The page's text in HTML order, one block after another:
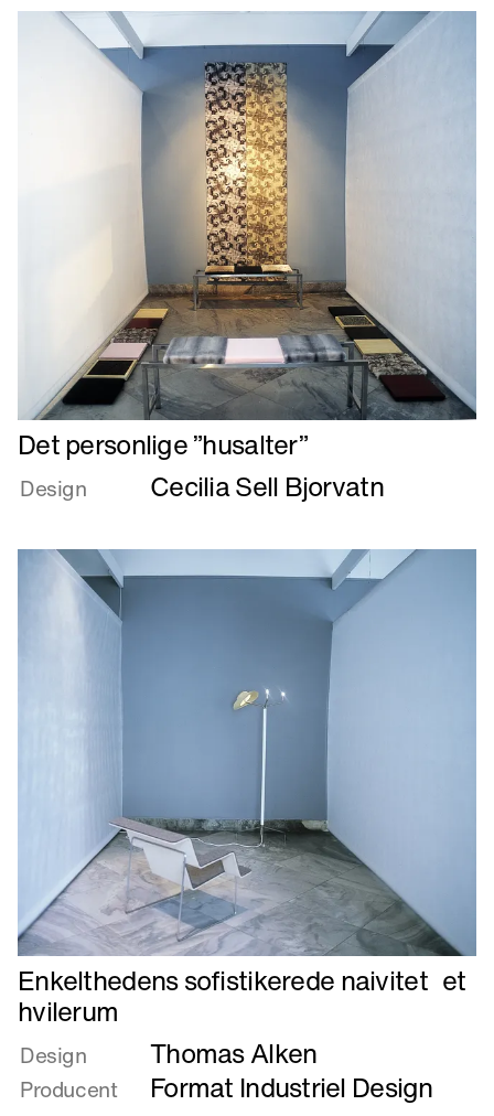
Læs
mere
om
”husalter”
Det personlige ”husalter”
Design Cecilia Sell Bjorvatn
Læs
mere
om
Enkelthedens
sofistikerede
naivitet
Enkelthedens sofistikerede naivitet et
hvilerum
Design Thomas Alken
Producent Format Industriel Design